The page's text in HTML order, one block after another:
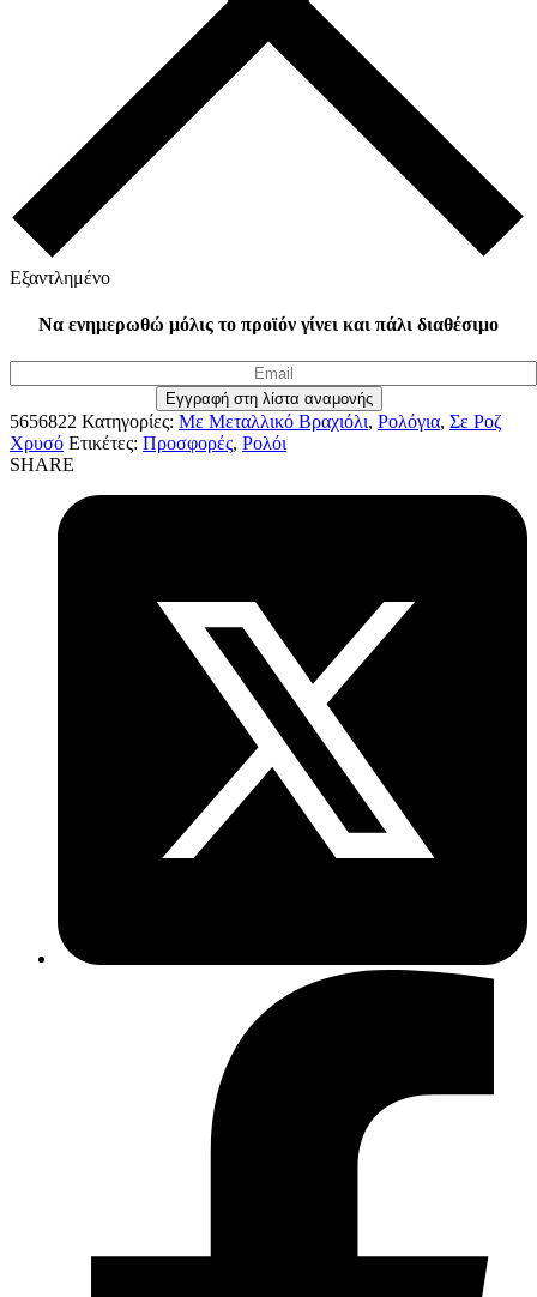
Εξαντλημένο
Να ενημερωθώ μόλις το προϊόν γίνει και πάλι διαθέσιμο
5656822 Κατηγορίες: Με Μεταλλικό Βραχιόλι, Ρολόγια, Σε Ροζ
Χρυσό Ετικέτες: Προσφορές, Ρολόι
SHARE